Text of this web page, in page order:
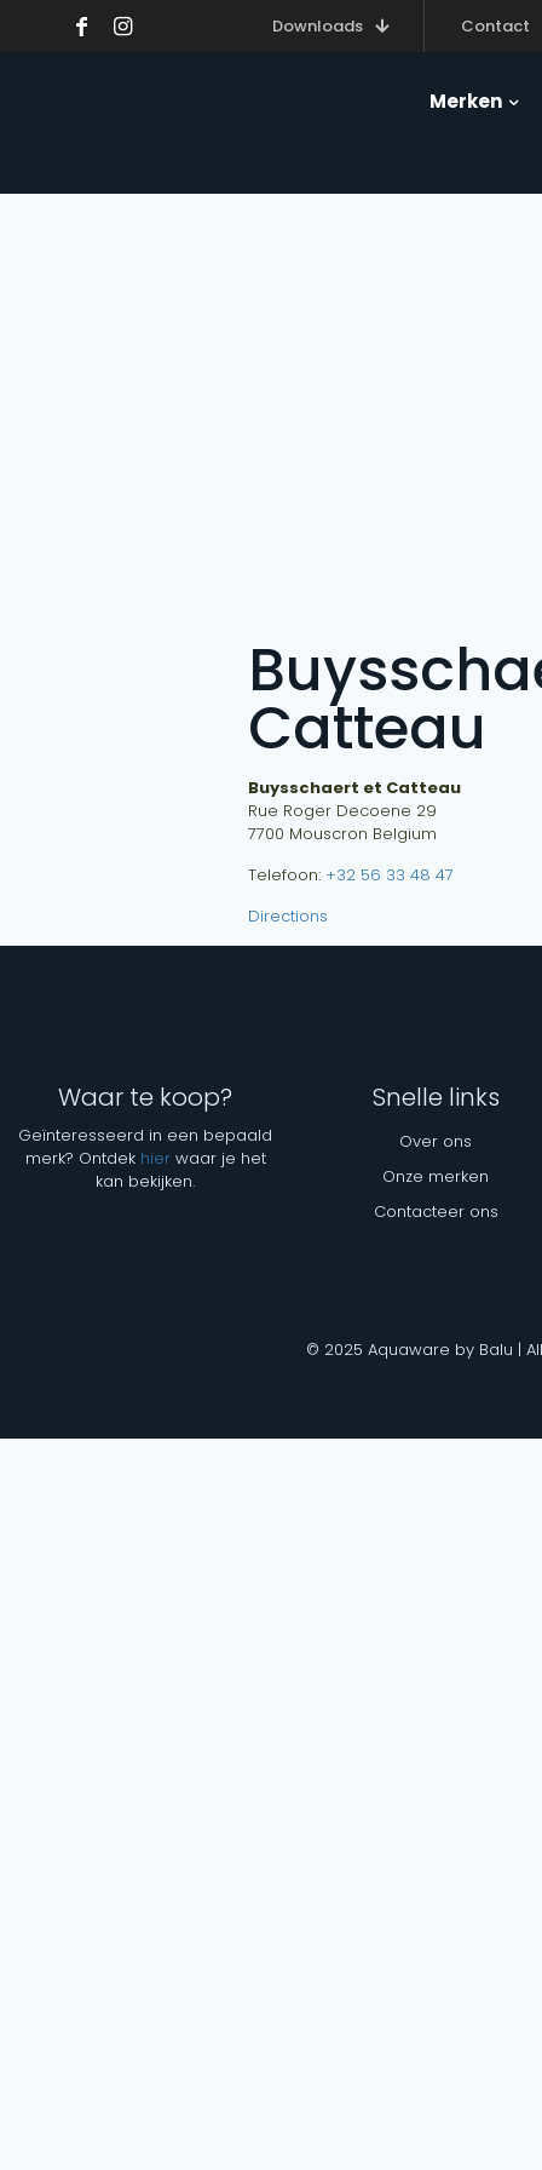
Downloads Contact
Merken
Catteau
Buysschaert et Catteau
Rue Roger Decoene 29
7700 Mouscron Belgium
Telefoon: +32 56 33 48 47
Directions
Waar te koop?
Geïnteresseerd in een bepaald
merk? Ontdek hierwaar je het
kan bekijken.
Snelle links
Over ons
Onze merken
Contacteer ons
© 2025 Aquaware by Balu |